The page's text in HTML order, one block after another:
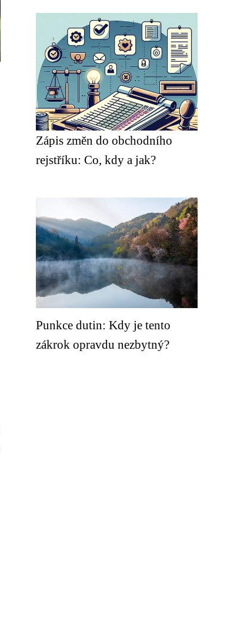
Zápis změn do obchodního
rejstříku: Co, kdy a jak?
Punkce dutin: Kdy je tento
zákrok opravdu nezbytný?